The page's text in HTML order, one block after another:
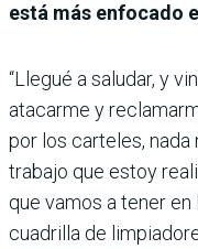
está más enfocado
“Llegué a saludar, y
atacarme y
por los carteles, nada
trabajo que estoy
que vamos a tener
cuadrilla de